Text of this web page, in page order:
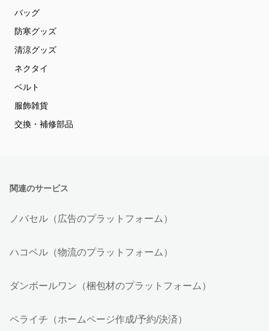
バッグ
防寒グッズ
清涼グッズ
ネクタイ
ベルト
服飾雑貨
交換・補修部品
関連のサービス
ノバセル（広告のプラットフォーム）
ハコベル（物流のプラットフォーム）
ダンボールワン（梱包材のプラットフォーム）
ペライチ（ホームページ作成/予約/決済）